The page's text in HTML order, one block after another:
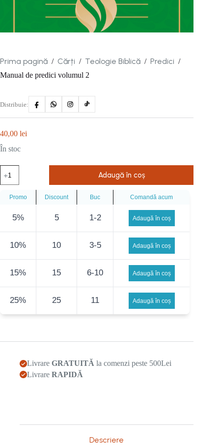
Prima pagină / Cărți / Teologie Biblică / Predici /
Manual de predici volumul 2
Distribuie:
40,00 lei
În stoc
Manual
de
predici
Adaugă în coș
Promo Discount Buc Comandă acum
5% 5 1-2 Adaugă în coș
10% 10 3-5 Adaugă în coș
15% 15 6-10 Adaugă în coș
25% 25 11 Adaugă în coș
Livrare GRATUITĂ la comenzi peste 500Lei
Livrare RAPIDĂ
Descriere